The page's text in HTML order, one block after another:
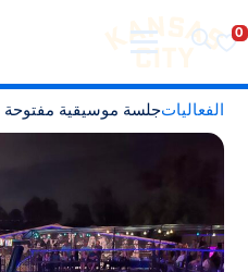
تفضل بزيارة مدينة كانساس
الانتقال إلى المحتوى
الفعالياتجلسة موسيقية مفتوحة